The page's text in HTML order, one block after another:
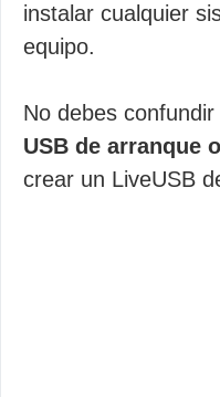
instalar cualquier
equipo.
No debes
USB de arranque
crear un LiveUSB